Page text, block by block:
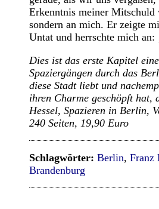
Erkenntnis meiner Mitschuld
sondern an mich. Er zeigte
Untat und herrschte mich an:
Dies ist das erste Kapitel
Spaziergängen durch das
diese Stadt liebt und
ihren Charme geschöpft hat,
Hessel, Spazieren in Berlin,
240 Seiten, 19,90 Euro
Schlagwörter: Berlin, Franz
Brandenburg